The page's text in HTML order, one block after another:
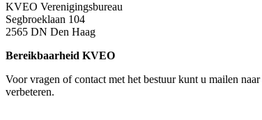
KVEO Verenigingsbureau
Segbroeklaan 104
2565 DN Den Haag
Bereikbaarheid KVEO
Voor vragen of contact met het bestuur kunt u mailen naar
verbeteren.